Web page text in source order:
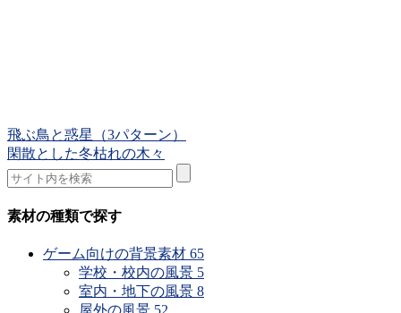
飛ぶ鳥と惑星（3パターン）
閑散とした冬枯れの木々
素材の種類で探す
ゲーム向けの背景素材 65
学校・校内の風景 5
室内・地下の風景 8
屋外の風景 52